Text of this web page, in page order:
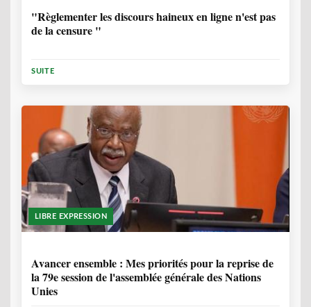
"Règlementer les discours haineux en ligne n'est pas
de la censure "
SUITE
LIBRE EXPRESSION
Avancer ensemble : Mes priorités pour la reprise de
la 79e session de l'assemblée générale des Nations
Unies